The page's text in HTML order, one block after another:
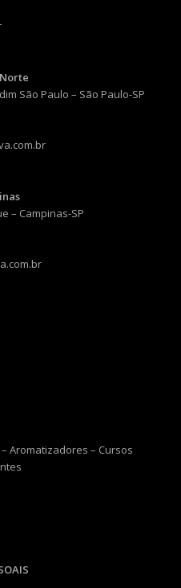
São Paulo – São Paulo-SP
– Campinas-SP
Aromatizadores – Cursos